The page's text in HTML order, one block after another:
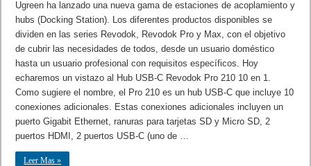
Ugreen ha lanzado una nueva gama de estaciones de acoplamiento y
hubs (Docking Station). Los diferentes productos disponibles se
dividen en las series Revodok, Revodok Pro y Max, con el objetivo
de cubrir las necesidades de todos, desde un usuario doméstico
hasta un usuario profesional con requisitos específicos. Hoy
echaremos un vistazo al Hub USB-C Revodok Pro 210 10 en 1.
Como sugiere el nombre, el Pro 210 es un hub USB-C que incluye 10
conexiones adicionales. Estas conexiones adicionales incluyen un
puerto Gigabit Ethernet, ranuras para tarjetas SD y Micro SD, 2
puertos HDMI, 2 puertos USB-C (uno de …
Leer Mas »